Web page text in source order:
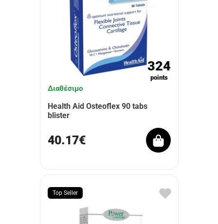
324
points
Διαθέσιμο
Health Aid Osteoflex 90 tabs
blister
40.17€
Top Seller